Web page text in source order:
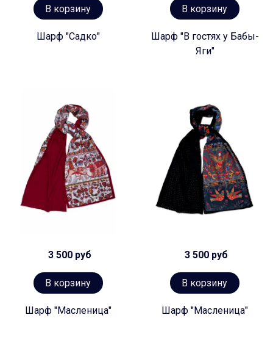
В корзину
Шарф "Садко"
В корзину
Шарф "В гостях у Бабы-
Яги"
3 500 руб
В корзину
Шарф "Масленица"
3 500 руб
В корзину
Шарф "Масленица"